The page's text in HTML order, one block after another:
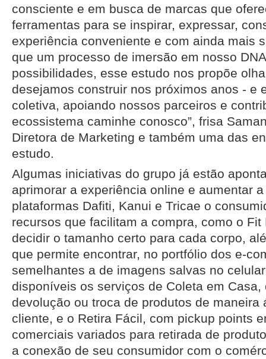
consciente e em busca de marcas que
ferramentas para se inspirar, expressar,
experiência conveniente e com ainda mais
que um processo de imersão em nosso
possibilidades, esse estudo nos propõe
desejamos construir nos próximos anos - e
coletiva, apoiando nossos parceiros e
ecossistema caminhe conosco”, frisa
Diretora de Marketing e também uma das
estudo.
Algumas iniciativas do grupo já estão
aprimorar a experiência online e aumentar
plataformas Dafiti, Kanui e Tricae o
recursos que facilitam a compra, como o Fit
decidir o tamanho certo para cada corpo,
que permite encontrar, no portfólio dos e-
semelhantes a de imagens salvas no
disponíveis os serviços de Coleta em Casa,
devolução ou troca de produtos de maneira
cliente, e o Retira Fácil, com pickup points
comerciais variados para retirada de
a conexão de seu consumidor com o